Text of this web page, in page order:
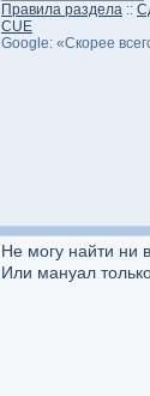
Правила раздела ::
CUE
Google: «Скорее
Не могу найти ни
Или мануал